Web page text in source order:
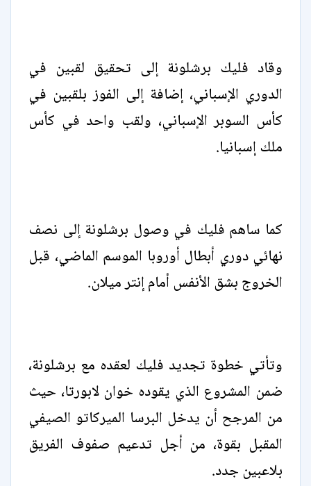
وقاد فليك برشلونة إلى تحقيق لقبين في
الدوري الإسباني، إضافة إلى الفوز بلقبين في
كأس السوبر الإسباني، ولقب واحد في كأس
ملك إسبانيا.
كما ساهم فليك في وصول برشلونة إلى نصف
نهائي دوري أبطال أوروبا الموسم الماضي، قبل
الخروج بشق الأنفس أمام إنتر ميلان.
وتأتي خطوة تجديد فليك لعقده مع برشلونة،
ضمن المشروع الذي يقوده خوان لابورتا، حيث
من المرجح أن يدخل البرسا الميركاتو الصيفي
المقبل بقوة، من أجل تدعيم صفوف الفريق
بلاعبين جدد.